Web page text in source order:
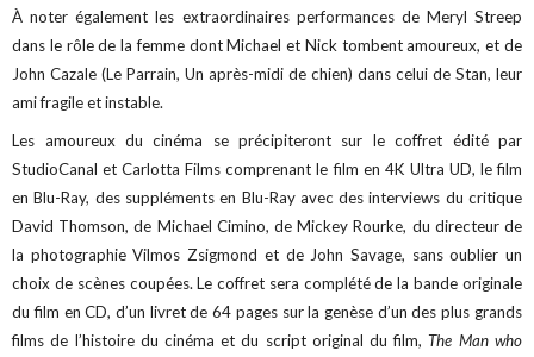
À noter également les extraordinaires performances de Meryl Streep
dans le rôle de la femme dont Michael et Nick tombent amoureux, et de
John Cazale (Le Parrain, Un après-midi de chien) dans celui de Stan, leur
ami fragile et instable.
Les amoureux du cinéma se précipiteront sur le coffret édité par
StudioCanal et Carlotta Films comprenant le film en 4K Ultra UD, le film
en Blu-Ray, des suppléments en Blu-Ray avec des interviews du critique
David Thomson, de Michael Cimino, de Mickey Rourke, du directeur de
la photographie Vilmos Zsigmond et de John Savage, sans oublier un
choix de scènes coupées. Le coffret sera complété de la bande originale
du film en CD, d’un livret de 64 pages sur la genèse d’un des plus grands
films de l’histoire du cinéma et du script original du film,The Man who